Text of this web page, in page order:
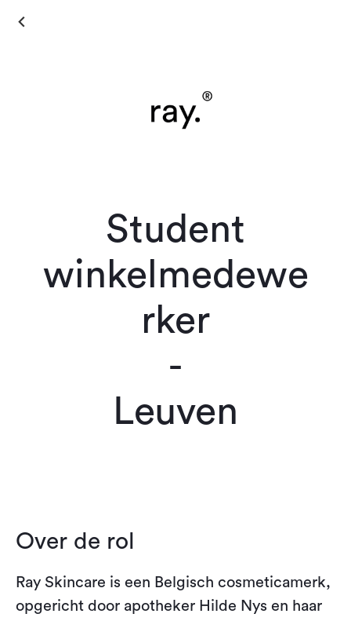
Student
winkelmedewe
rker
-
Leuven
Over de rol
Ray Skincare is een Belgisch cosmeticamerk,
opgericht door apotheker Hilde Nys en haar